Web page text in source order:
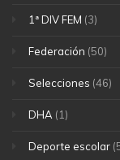
1ª DIV FEM (3)
Federación (50)
Selecciones (46)
DHA (1)
Deporte escolar